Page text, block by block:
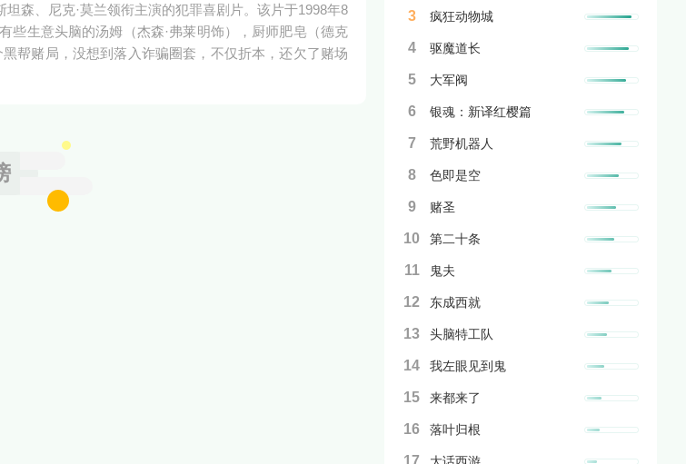
坦森、尼克·莫兰领衔主演的犯罪喜剧片。该片于1998年8
些生意头脑的汤姆（杰森·弗莱明饰），厨师肥皂（德克
帮赌局，没想到落入诈骗圈套，不仅折本，还欠了赌场
3 疯狂动物城
4 驱魔道长
5 大军阀
6 银魂：新译红樱篇
7 荒野机器人
8 色即是空
9 赌圣
10 第二十条
11 鬼夫
12 东成西就
13 头脑特工队
14 我左眼见到鬼
15 来都来了
16 落叶归根
17 大话西游